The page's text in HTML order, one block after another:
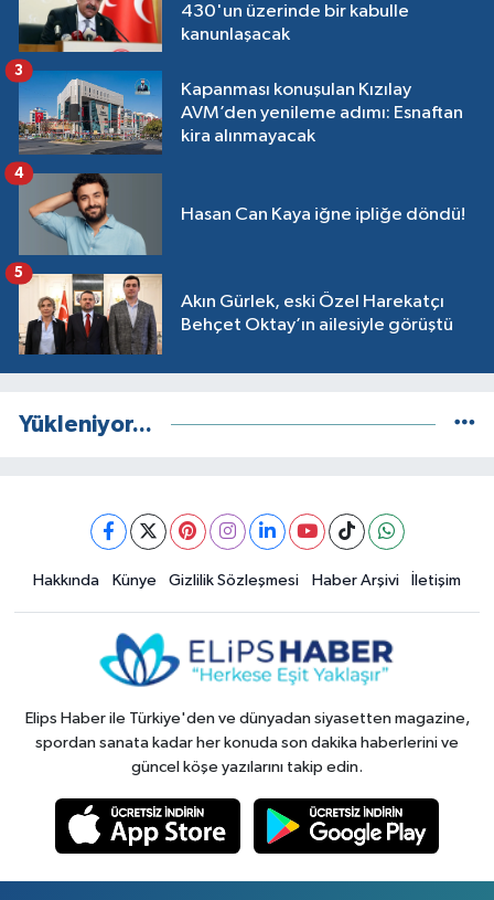
430'un üzerinde bir kabulle
kanunlaşacak
Kapanması konuşulan Kızılay
AVM’den yenileme adımı: Esnaftan
kira alınmayacak
3
Hasan Can Kaya iğne ipliğe döndü!
4
Akın Gürlek, eski Özel Harekatçı
Behçet Oktay’ın ailesiyle görüştü
5
Yükleniyor...
Hakkında Künye Gizlilik Sözleşmesi Haber Arşivi İletişim
Elips Haber ile Türkiye'den ve dünyadan siyasetten magazine,
spordan sanata kadar her konuda son dakika haberlerini ve
güncel köşe yazılarını takip edin.